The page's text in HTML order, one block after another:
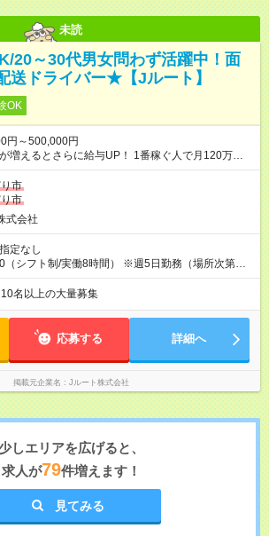
未読
20～30代男女問わず活躍中！面
送ドライバー★【Jルート】
OK
円～500,000円
増えるとさらに給与UP！ 1番稼ぐ人で月120万ほ
／週5日稼働 月
稼働 ＜モデルイメージ＞ ■月収50万
/江東区在住)※元建築関係 1日150個配達×25日勤務
市
市
式会社
定なし
（シフト制/実働8時間） ※週5日勤務（場所次第で
） ※配達状況によって時間外での勤務可能性有り ※
少の前後あり ※配達が完了次第、帰社OKです
10名以上の大量募集
応募する 詳細へ
掲載元企業名 Jルート株式会社
少しエリアを広げると、
求人が79件増えます！
見てみる